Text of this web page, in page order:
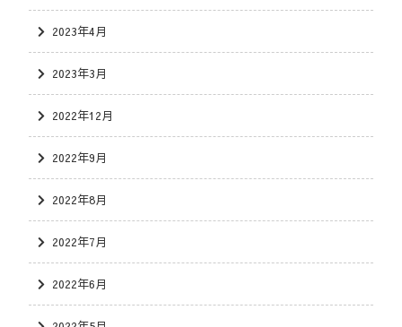
2023年4月
2023年3月
2022年12月
2022年9月
2022年8月
2022年7月
2022年6月